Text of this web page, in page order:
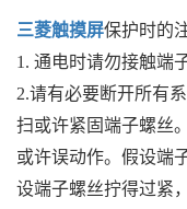
三菱触摸屏保护时的
1. 通电时请勿接触端
2.请有必要断开所有
扫或许紧固端子螺丝
或许误动作。假设端
设端子螺丝拧得过紧